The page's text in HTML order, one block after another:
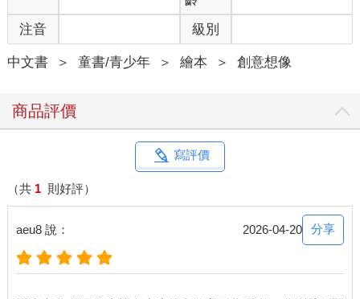
注音 級別
中文書 ＞ 童書/青少年 ＞ 繪本 ＞ 創意想像
商品評價
寫評價
（共 1 則好評）
aeu8 說： 2026-04-20 分享